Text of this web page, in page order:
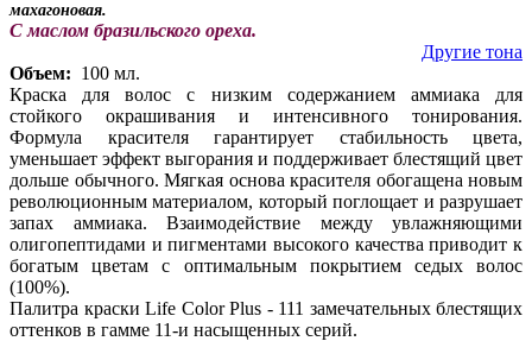
махагоновая.
С маслом бразильского ореха.
Другие тона
Объем: 100 мл.
Краска для волос с низким содержанием аммиака для
стойкого окрашивания и интенсивного тонирования.
Формула красителя гарантирует стабильность цвета,
уменьшает эффект выгорания и поддерживает блестящий цвет
дольше обычного. Мягкая основа красителя обогащена новым
революционным материалом, который поглощает и разрушает
запах аммиака. Взаимодействие между увлажняющими
олигопептидами и пигментами высокого качества приводит к
богатым цветам с оптимальным покрытием седых волос
(100%).
Палитра краски Life Color Plus - 111 замечательных блестящих
оттенков в гамме 11-и насыщенных серий.